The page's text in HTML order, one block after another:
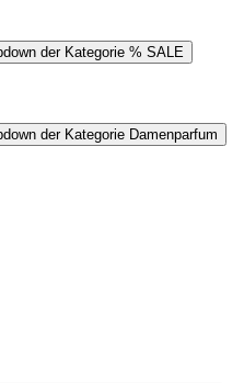
der Kategorie % SALE
der Kategorie Damenparfum